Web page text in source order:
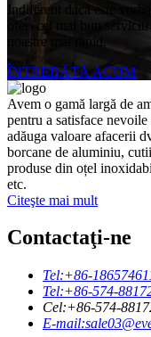
Indiferent dacă este
oferi cel mai bun
noastre mai rapid.
ÎNTREBĂTĂ ACUM
Avem o gamă largă de
pentru a satisface
adăuga valoare afacerii
borcane de aluminiu,
produse din oțel
etc.
Citeşte mai mult
Contactaţi-ne
Tel:+86-
Tel:+86-574-
Cel:+86-574-
E-mail: